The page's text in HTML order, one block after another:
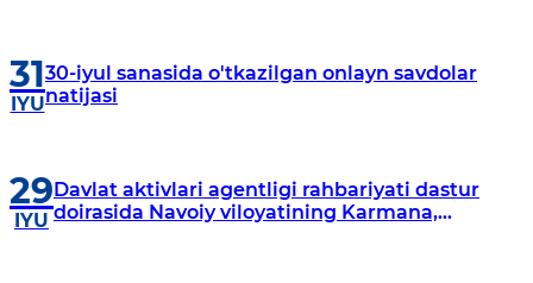
31
IYU
30-iyul sanasida o'tkazilgan onlayn savdolar
natijasi
29
IYU
Davlat aktivlari agentligi rahbariyati dastur
doirasida Navoiy viloyatining Karmana,